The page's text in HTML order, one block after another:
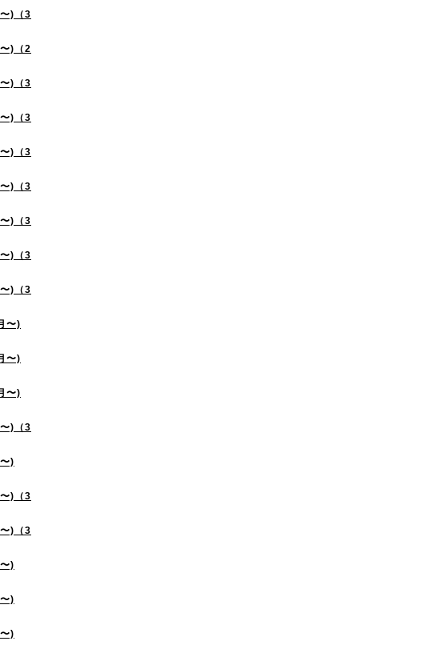
)（3
)（2
)（3
)（3
)（3
)（3
)（3
)（3
)（3
〜)
〜)
〜)
)（3
)
)（3
)（3
)
)
)